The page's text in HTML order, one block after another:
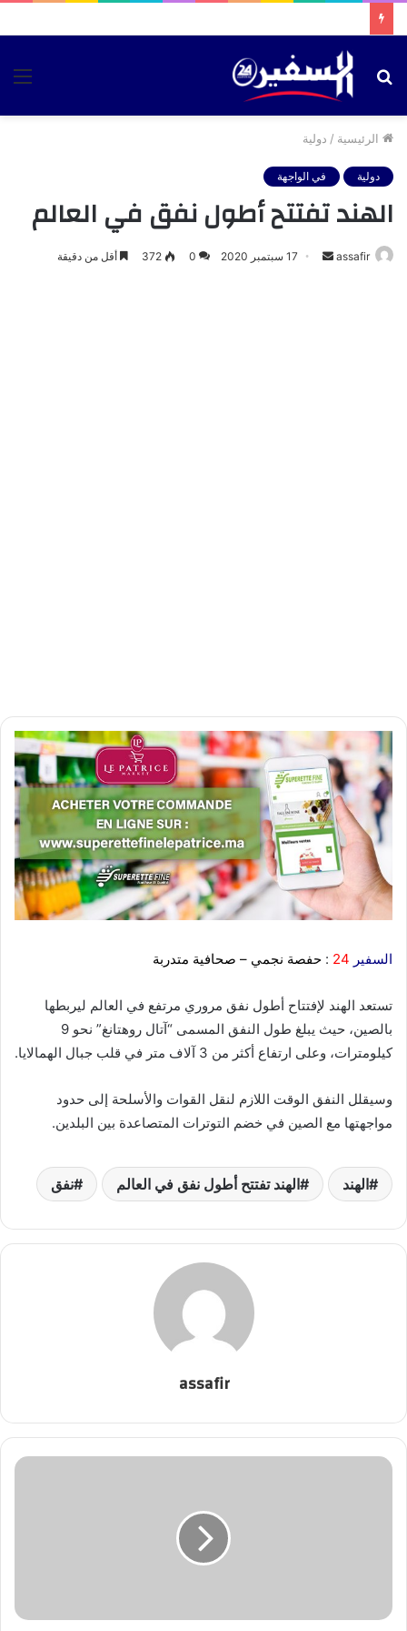
بحث
الرئيسية / دولية
دولية في الواجهة
الهند تفتتح أطول نفق في العالم
assafir
أرسل 17 سبتمبر 2020 0
372 أقل من دقيقة
السفير 24
: حفصة نجمي – صحافية متدربة
تستعد الهند لإفتتاح أطول نفق مروري مرتفع في العالم ليربطها
بالصين، حيث يبلغ طول النفق المسمى “آتال روهتانغ” نحو 9
كيلومترات، وعلى ارتفاع أكثر من 3 آلاف متر في قلب جبال الهمالايا.
وسيقلل النفق الوقت اللازم لنقل القوات والأسلحة إلى حدود
مواجهتها مع الصين في خضم التوترات المتصاعدة بين البلدين.
الهند الهند تفتتح أطول نفق في العالم نفق
assafir
25
الجديدة